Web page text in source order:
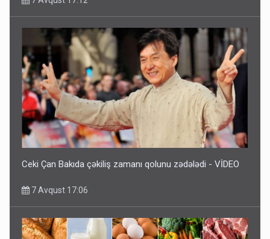
Ceki Çan Bakıda çəkiliş zamanı qolunu zədələdi - VİDEO
7 Avqust 17:06